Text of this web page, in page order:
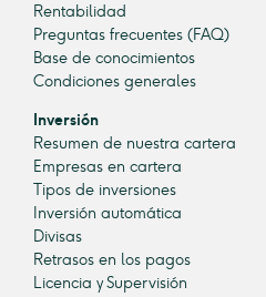
Rentabilidad
Preguntas frecuentes (FAQ)
Base de conocimientos
Condiciones generales
Inversión
Resumen de nuestra cartera
Empresas en cartera
Tipos de inversiones
Inversión automática
Divisas
Retrasos en los pagos
Licencia y Supervisión